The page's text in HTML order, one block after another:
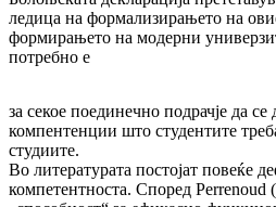
ледица на формализирањето на
формирањето на модерни
потребно е­
за секое поединечно подрачје да
компентенции што сту­ден­тите
студиите.
Во литературата постојат повеќе
компетентноста. Според Perrenoud